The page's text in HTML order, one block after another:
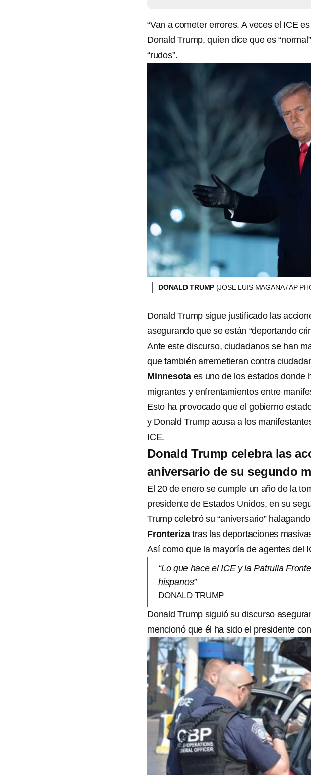
“Van a cometer errores. A veces el ICE
Donald Trump, quien dice que es
“rudos”.
DONALD TRUMP (JOSE LUIS MAGANA / AP
Donald Trump sigue justificado las
asegurando que se están “deportando
Ante este discurso, ciudadanos se han
que también arremetieran contra
Minnesota es uno de los estados donde
migrantes y enfrentamientos entre
Esto ha provocado que el gobierno
y Donald Trump acusa a los
ICE.
Donald Trump celebra las
aniversario de su segundo
El 20 de enero se cumple un año de la
presidente de Estados Unidos, en su
Trump celebró su “aniversario”
Fronteriza tras las deportaciones
Así como que la mayoría de agentes del
“Lo que hace el ICE y la Patrulla
hispanos”
DONALD TRUMP
Donald Trump siguió su discurso
mencionó que él ha sido el presidente